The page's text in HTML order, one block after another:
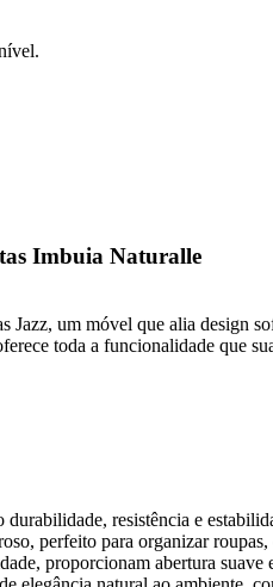
Imbuia Naturalle
um móvel que alia design
toda a funcionalidade que
resistência e
perfeito para organizar
proporcionam abertura